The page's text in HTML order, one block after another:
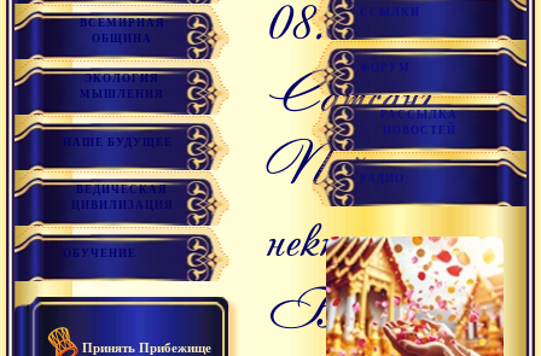
ВСЕМИРНАЯ
ОБЩИНА
ЭКОЛОГИЯ
МЫШЛЕНИЯ
НАШЕ БУДУЩЕЕ
ВЕДИЧЕСКАЯ
ЦИВИЛИЗАЦИЯ
ОБУЧЕНИЕ
Принять Прибежище
08.06.2012
Сатсанг
Пей
нектар
Бога!
ССЫЛКИ
ФОРУМ
РАССЫЛКА
НОВОСТЕЙ
РАДИО